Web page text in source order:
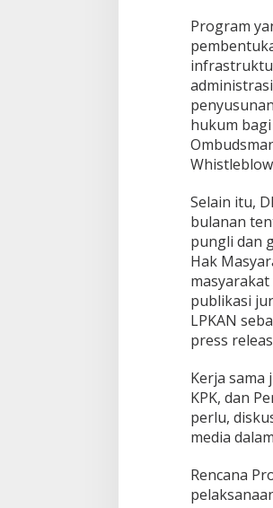
Program
hukum
Selain itu,
bulanan
pungli dan
Hak
publikasi
LPKAN
press
Kerja sama
KPK, dan
perlu,
media
Rencana